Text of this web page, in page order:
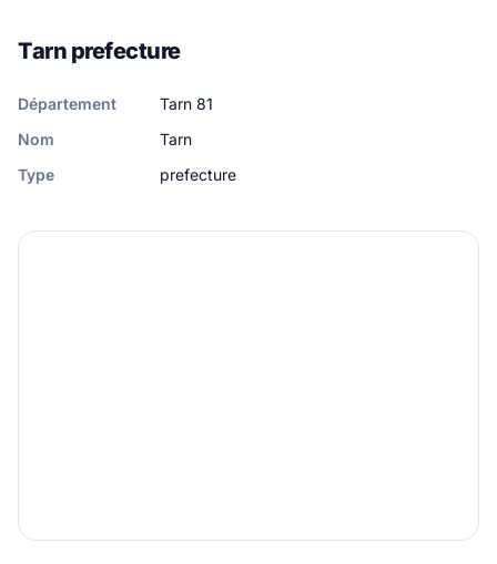
Tarn prefecture
Département
Tarn 81
Nom
Tarn
Type
prefecture